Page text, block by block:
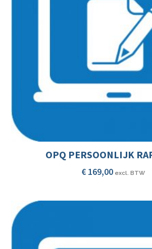
OPQ PERSOONLIJK
€ 169,00 excl. BTW